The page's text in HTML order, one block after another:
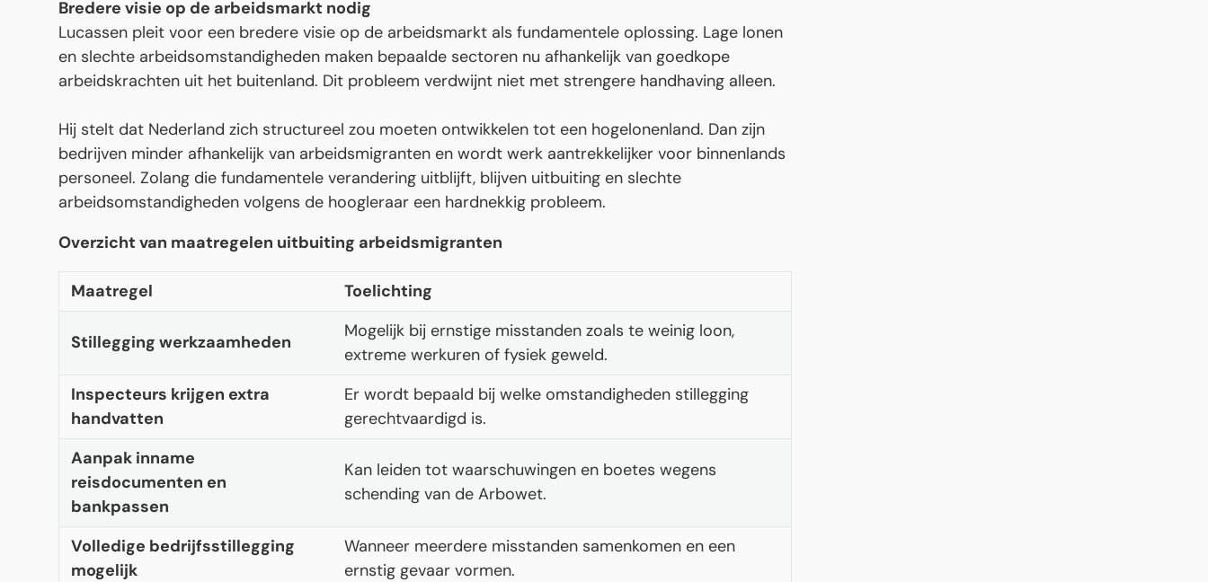
Bredere visie op de arbeidsmarkt nodig
Lucassen pleit voor een bredere visie op de arbeidsmarkt als fundamentele oplossing. Lage lonen
en slechte arbeidsomstandigheden maken bepaalde sectoren nu afhankelijk van goedkope
arbeidskrachten uit het buitenland. Dit probleem verdwijnt niet met strengere handhaving alleen.
Hij stelt dat Nederland zich structureel zou moeten ontwikkelen tot een hogelonenland. Dan zijn
bedrijven minder afhankelijk van arbeidsmigranten en wordt werk aantrekkelijker voor binnenlands
personeel. Zolang die fundamentele verandering uitblijft, blijven uitbuiting en slechte
arbeidsomstandigheden volgens de hoogleraar een hardnekkig probleem.
Overzicht van maatregelen uitbuiting arbeidsmigranten
Maatregel Toelichting
Stillegging werkzaamheden
Mogelijk bij ernstige misstanden zoals te weinig loon,
extreme werkuren of fysiek geweld.
Inspecteurs krijgen extra
handvatten
Er wordt bepaald bij welke omstandigheden stillegging
gerechtvaardigd is.
Aanpak inname
reisdocumenten en
bankpassen
Kan leiden tot waarschuwingen en boetes wegens
schending van de Arbowet.
Volledige bedrijfsstillegging
mogelijk
Wanneer meerdere misstanden samenkomen en een
ernstig gevaar vormen.